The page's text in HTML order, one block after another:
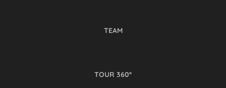
TEAM
TOUR 360º